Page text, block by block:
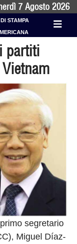
7 Agosto 2026
STAMPA
partiti
segretario
Miguel Díaz-